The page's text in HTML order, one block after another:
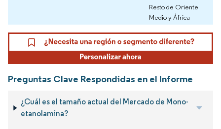
Resto de Oriente
Medio y África
Preguntas Clave Respondidas en el Informe
¿Cuál es el tamaño actual del Mercado de Mono-
etanolamina?